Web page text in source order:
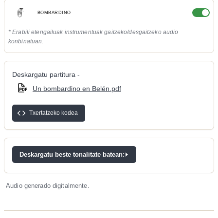
BOMBARDINO
* Erabili etengailuak instrumentuak gaitzeko/desgaitzeko audio
konbinatuan.
Deskargatu partitura -
Un bombardino en Belén.pdf
Txertatzeko kodea
Deskargatu beste tonalitate batean:
Audio generado digitalmente.